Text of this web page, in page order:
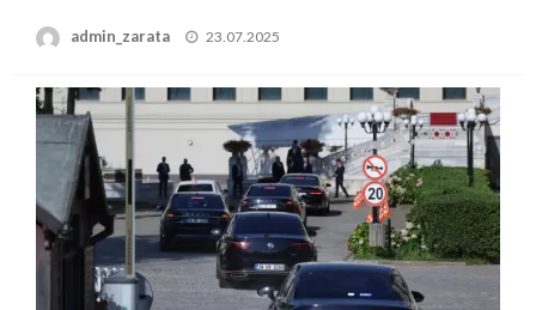
admin_zarata
Posted
23.07.2025